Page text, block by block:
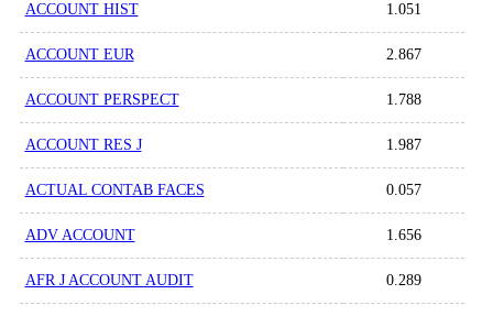
ACCOUNT HIST 1.051
ACCOUNT EUR 2.867
ACCOUNT PERSPECT 1.788
ACCOUNT RES J 1.987
ACTUAL CONTAB FACES 0.057
ADV ACCOUNT 1.656
AFR J ACCOUNT AUDIT 0.289